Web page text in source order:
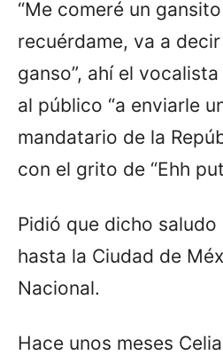
“Me comeré un
recuérdame, va a
ganso”, ahí el vocalista
al público “a enviarle
mandatario de la
con el grito de “Ehh
Pidió que dicho saludo
hasta la Ciudad de
Nacional.
Hace unos meses